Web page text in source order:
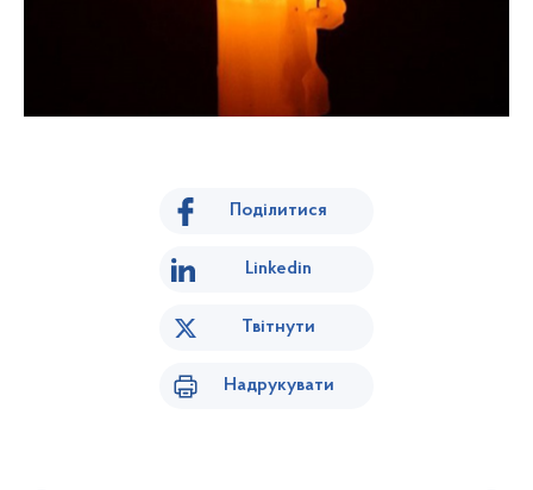
Поділитися
Linkedin
Твітнути
Надрукувати